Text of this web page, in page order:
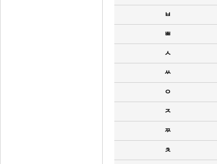
ㅂ
ㅃ
ㅅ
ㅆ
ㅇ
ㅈ
ㅉ
ㅊ